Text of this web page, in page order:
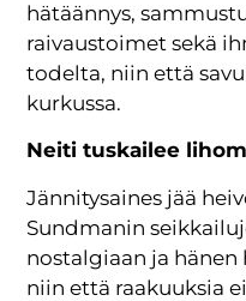
hätäännys,
raivaustoimet sekä
todelta, niin että
kurkussa.
Neiti tuskailee
Jännitysaines jää
Sundmanin
nostalgiaan ja hänen
niin että raakuuksia